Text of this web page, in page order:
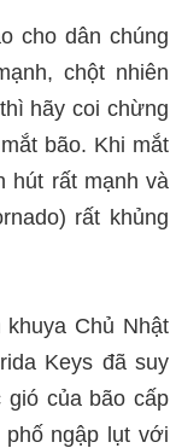
cho dân chúng
chột nhiên
hãy coi chừng
bão. Khi mắt
hút rất mạnh và
rất khủng
Chủ Nhật
Keys đã suy
của bão cấp
ngập lụt với